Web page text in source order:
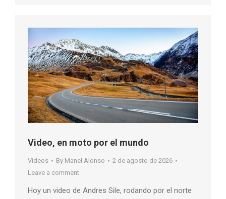
Video, en moto por el mundo
Videos By Manel Alonso
2 de agosto de 2026
Leave a comment
Hoy un video de Andres Sile, rodando por el norte